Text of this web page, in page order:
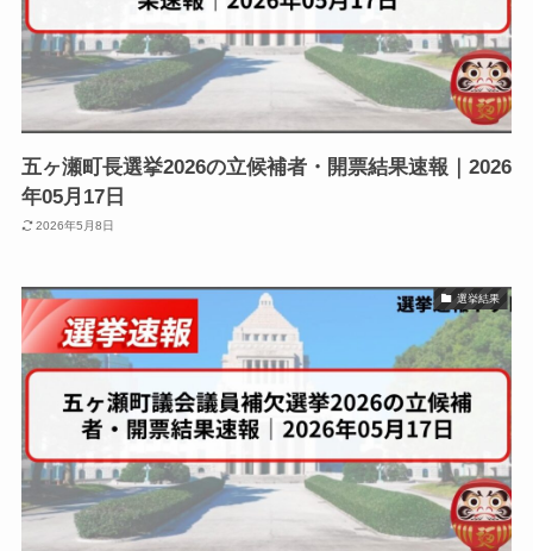
五ヶ瀬町長選挙2026の立候補者・開票結果速報｜2026
年05月17日
2026年5月8日
選挙結果